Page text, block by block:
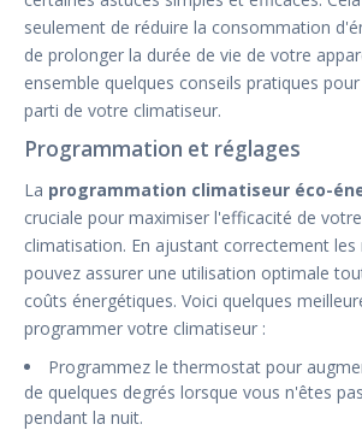
seulement de réduire la consommation
de prolonger la durée de vie de votre
ensemble quelques conseils pratiques
parti de votre climatiseur.
Programmation et réglages
La programmation climatiseur éco-
cruciale pour maximiser l'efficacité de
climatisation. En ajustant correctement les
pouvez assurer une utilisation optimale
coûts énergétiques. Voici quelques
programmer votre climatiseur :
Programmez le thermostat pour
de quelques degrés lorsque vous n'êtes
pendant la nuit.